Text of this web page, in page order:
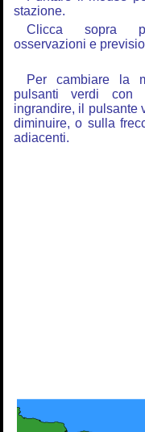
stazione.
Clicca sopra
osservazioni e
Per cambiare la
pulsanti verdi con
ingrandire, il pulsante
diminuire, o sulla
adiacenti.